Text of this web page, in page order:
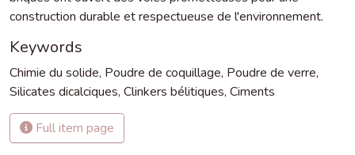
construction durable et respectueuse de l'environnement.
Keywords
Chimie du solide, Poudre de coquillage, Poudre de verre,
Silicates dicalciques, Clinkers bélitiques, Ciments
Full item page